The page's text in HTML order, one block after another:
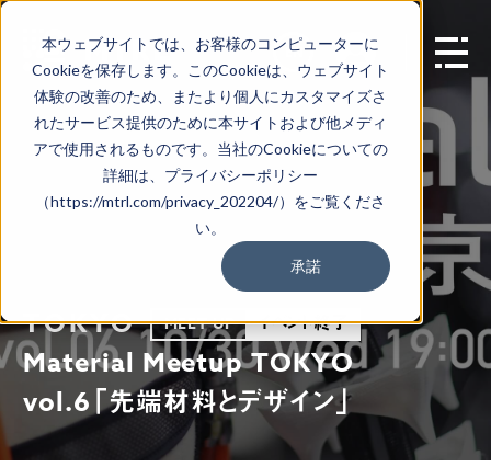
本ウェブサイトでは、お客様のコンピューターに
Cookieを保存します。このCookieは、ウェブサイト
体験の改善のため、またより個人にカスタマイズさ
れたサービス提供のために本サイトおよび他メディ
アで使用されるものです。当社のCookieについての
詳細は、プライバシーポリシー
（https://mtrl.com/privacy_202204/）をご覧くださ
い。
承諾
EN
TOKYO MEET UP イベント終了
Material Meetup TOKYO
vol.6「先端材料とデザイン」